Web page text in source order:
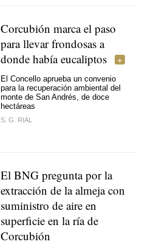
Corcubión marca el paso
para llevar frondosas a
donde había eucaliptos
El Concello aprueba un convenio
para la recuperación ambiental del
monte de San Andrés, de doce
hectáreas
S. G. RIAL
El BNG pregunta por la
extracción de la almeja con
suministro de aire en
superficie en la ría de
Corcubión